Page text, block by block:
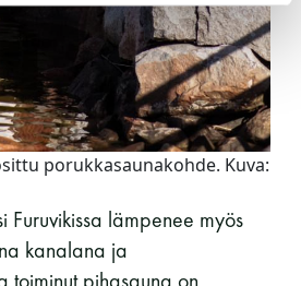
porukkasaunakohde. Kuva:
Furuvikissa lämpenee myös
kanalana ja